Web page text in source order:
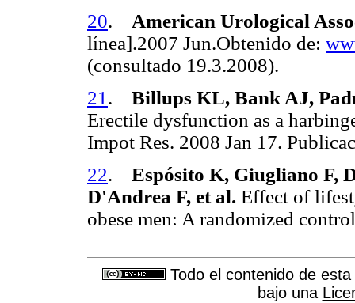
20. American Urological
línea].2007 Jun.Obtenido de:
(consultado 19.3.2008).
21 . Billups KL, Bank AJ,
Erectile dysfunction as a
Impot Res. 2008 Jan 17.
22. Espósito K, Giugliano F,
D'Andrea F, et al. Effect of
obese men: A randomized
Todo el contenido de
bajo una